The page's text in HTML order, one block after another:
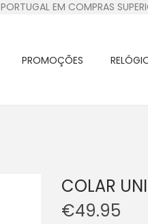
EM COMPRAS
PROMOÇÕES
COLAR
€49.95